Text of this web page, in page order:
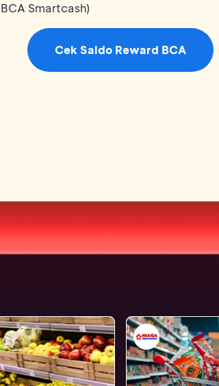
Smartcash)
Cek Saldo Reward BCA